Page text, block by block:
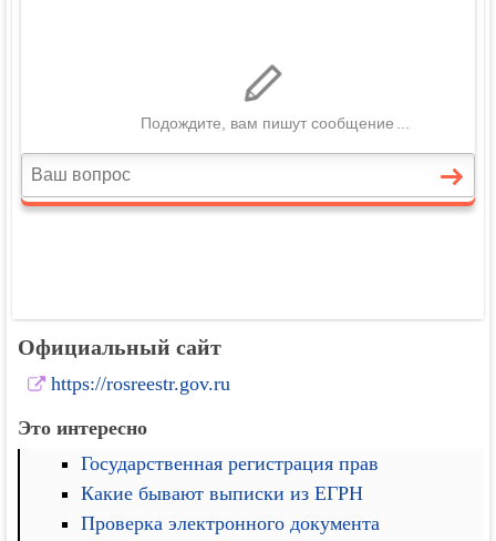
Официальный сайт
https://rosreestr.gov.ru
Это интересно
Государственная регистрация прав
Какие бывают выписки из ЕГРН
Проверка электронного документа